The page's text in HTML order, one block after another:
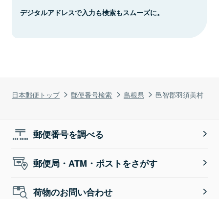
日本郵便トップ 郵便番号検索 島根県 邑智郡羽須美村
デジタルアドレスで入力も検索もスムーズに。
郵便番号を調べる
郵便局・ATM・ポストをさがす
荷物のお問い合わせ